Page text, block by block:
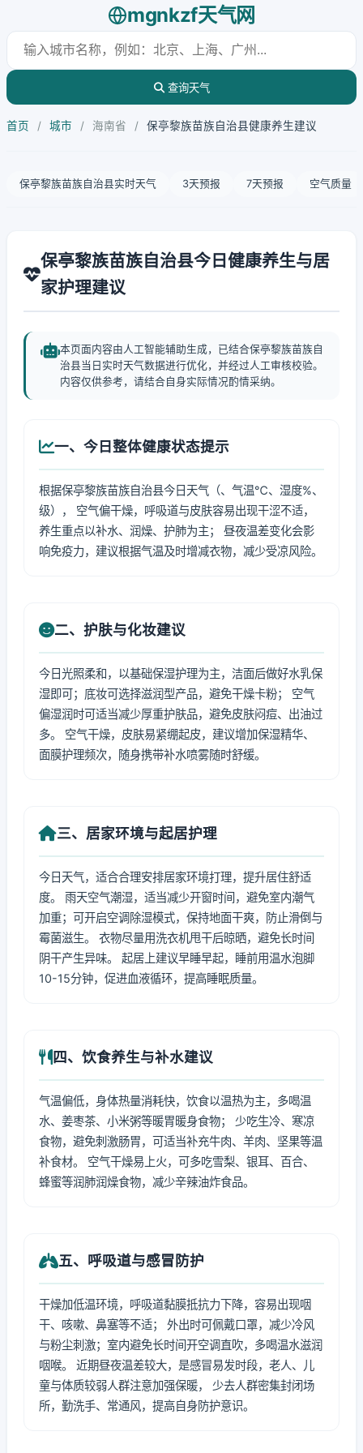
mgnkzf天气网
查询天气
首页 / 城市 / 海南省 / 保亭黎族苗族自治县健康养生建议
保亭黎族苗族自治县实时天气 3天预报 7天预报 空气质量
保亭黎族苗族自治县今日健康养生与居
家护理建议
本页面内容由人工智能辅助生成，已结合保亭黎族苗族自
治县当日实时天气数据进行优化，并经过人工审核校验。
内容仅供参考，请结合自身实际情况酌情采纳。
一、今日整体健康状态提示
根据保亭黎族苗族自治县今日天气（、气温℃、湿度%、
级）， 空气偏干燥，呼吸道与皮肤容易出现干涩不适，
养生重点以补水、润燥、护肺为主； 昼夜温差变化会影
响免疫力，建议根据气温及时增减衣物，减少受凉风险。
二、护肤与化妆建议
今日光照柔和，以基础保湿护理为主，洁面后做好水乳保
湿即可；底妆可选择滋润型产品，避免干燥卡粉； 空气
偏湿润时可适当减少厚重护肤品，避免皮肤闷痘、出油过
多。 空气干燥，皮肤易紧绷起皮，建议增加保湿精华、
面膜护理频次，随身携带补水喷雾随时舒缓。
三、居家环境与起居护理
今日天气，适合合理安排居家环境打理，提升居住舒适
度。 雨天空气潮湿，适当减少开窗时间，避免室内潮气
加重；可开启空调除湿模式，保持地面干爽，防止滑倒与
霉菌滋生。 衣物尽量用洗衣机甩干后晾晒，避免长时间
阴干产生异味。 起居上建议早睡早起，睡前用温水泡脚
10-15分钟，促进血液循环，提高睡眠质量。
四、饮食养生与补水建议
气温偏低，身体热量消耗快，饮食以温热为主，多喝温
水、姜枣茶、小米粥等暖胃暖身食物； 少吃生冷、寒凉
食物，避免刺激肠胃，可适当补充牛肉、羊肉、坚果等温
补食材。 空气干燥易上火，可多吃雪梨、银耳、百合、
蜂蜜等润肺润燥食物，减少辛辣油炸食品。
五、呼吸道与感冒防护
干燥加低温环境，呼吸道黏膜抵抗力下降，容易出现咽
干、咳嗽、鼻塞等不适； 外出时可佩戴口罩，减少冷风
与粉尘刺激；室内避免长时间开空调直吹，多喝温水滋润
咽喉。 近期昼夜温差较大，是感冒易发时段，老人、儿
童与体质较弱人群注意加强保暖， 少去人群密集封闭场
所，勤洗手、常通风，提高自身防护意识。